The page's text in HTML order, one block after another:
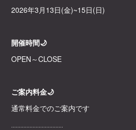
2026年3月13日(金)~15日(日)
開催時間🌙
OPEN～CLOSE
ご案内料金🌙
通常料金でのご案内です
‥‥‥‥‥‥‥‥‥‥‥‥‥‥‥‥‥